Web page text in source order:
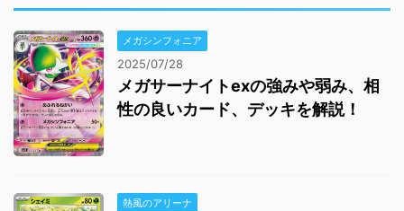
メガシンフォニア
2025/07/28
メガサーナイトexの強みや弱み、相
性の良いカード、デッキを解説！
熱風のアリーナ